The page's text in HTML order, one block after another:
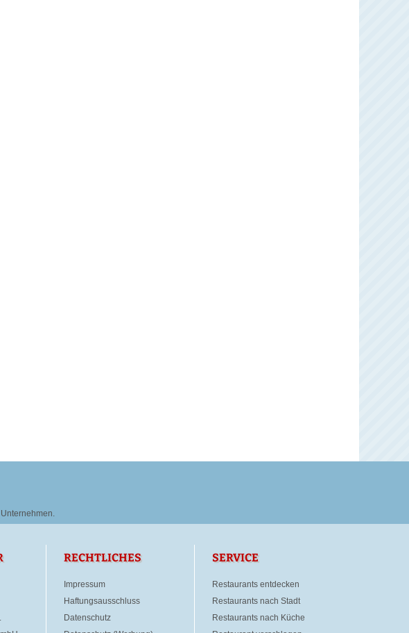
Unternehmen.
RECHTLICHES
Impressum
Haftungsausschluss
Datenschutz
SERVICE
Restaurants entdecken
Restaurants nach Stadt
Restaurants nach Küche